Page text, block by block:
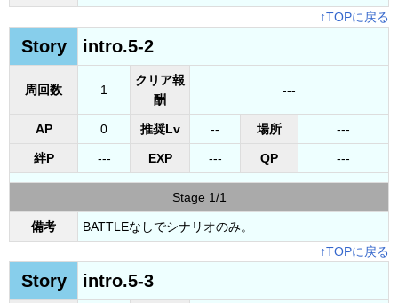
↑TOPに戻る
Story intro.5-2
周回数 1
クリア報
酬
---
AP 0 推奨Lv -- 場所 ---
絆P --- EXP --- QP ---
Stage 1/1
備考
BATTLEなしでシナリオのみ。
↑TOPに戻る
Story intro.5-3